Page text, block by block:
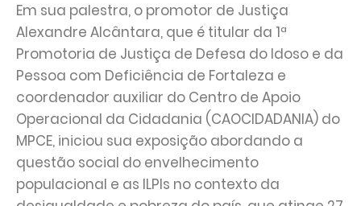
Em sua palestra, o promotor de Justiça
Alexandre Alcântara, que é titular da 1ª
Promotoria de Justiça de Defesa do Idoso e da
Pessoa com Deficiência de Fortaleza e
coordenador auxiliar do Centro de Apoio
Operacional da Cidadania (CAOCIDADANIA) do
MPCE, iniciou sua exposição abordando a
questão social do envelhecimento
populacional e as ILPIs no contexto da